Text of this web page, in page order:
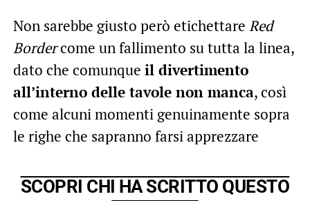
Non sarebbe giusto però etichettare Red
Bordercome un fallimento su tutta la linea,
dato che comunque il divertimento
all’interno delle tavole non manca, così
come alcuni momenti genuinamente sopra
le righe che sapranno farsi apprezzare
SCOPRI CHI HA SCRITTO QUESTO